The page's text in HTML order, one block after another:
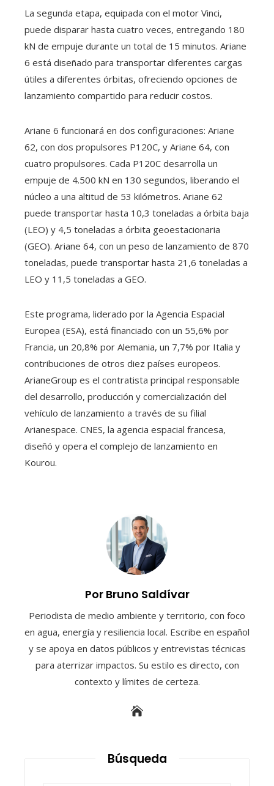
La segunda etapa, equipada con el motor Vinci,
puede disparar hasta cuatro veces, entregando 180
kN de empuje durante un total de 15 minutos. Ariane
6 está diseñado para transportar diferentes cargas
útiles a diferentes órbitas, ofreciendo opciones de
lanzamiento compartido para reducir costos.
Ariane 6 funcionará en dos configuraciones: Ariane
62, con dos propulsores P120C, y Ariane 64, con
cuatro propulsores. Cada P120C desarrolla un
empuje de 4.500 kN en 130 segundos, liberando el
núcleo a una altitud de 53 kilómetros. Ariane 62
puede transportar hasta 10,3 toneladas a órbita baja
(LEO) y 4,5 toneladas a órbita geoestacionaria
(GEO). Ariane 64, con un peso de lanzamiento de 870
toneladas, puede transportar hasta 21,6 toneladas a
LEO y 11,5 toneladas a GEO.
Este programa, liderado por la Agencia Espacial
Europea (ESA), está financiado con un 55,6% por
Francia, un 20,8% por Alemania, un 7,7% por Italia y
contribuciones de otros diez países europeos.
ArianeGroup es el contratista principal responsable
del desarrollo, producción y comercialización del
vehículo de lanzamiento a través de su filial
Arianespace. CNES, la agencia espacial francesa,
diseñó y opera el complejo de lanzamiento en
Kourou.
Por Bruno Saldívar
Periodista de medio ambiente y territorio, con foco
en agua, energía y resiliencia local. Escribe en español
y se apoya en datos públicos y entrevistas técnicas
para aterrizar impactos. Su estilo es directo, con
contexto y límites de certeza.
Búsqueda